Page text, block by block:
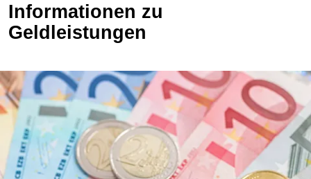
Informationen zu
Geldleistungen